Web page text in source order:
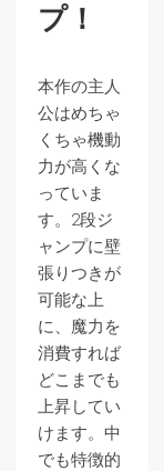
プ！
本作の主人
公はめちゃ
くちゃ機動
力が高くな
っていま
す。2段ジ
ャンプに壁
張りつきが
可能な上
に、魔力を
消費すれば
どこまでも
上昇してい
けます。中
でも特徴的